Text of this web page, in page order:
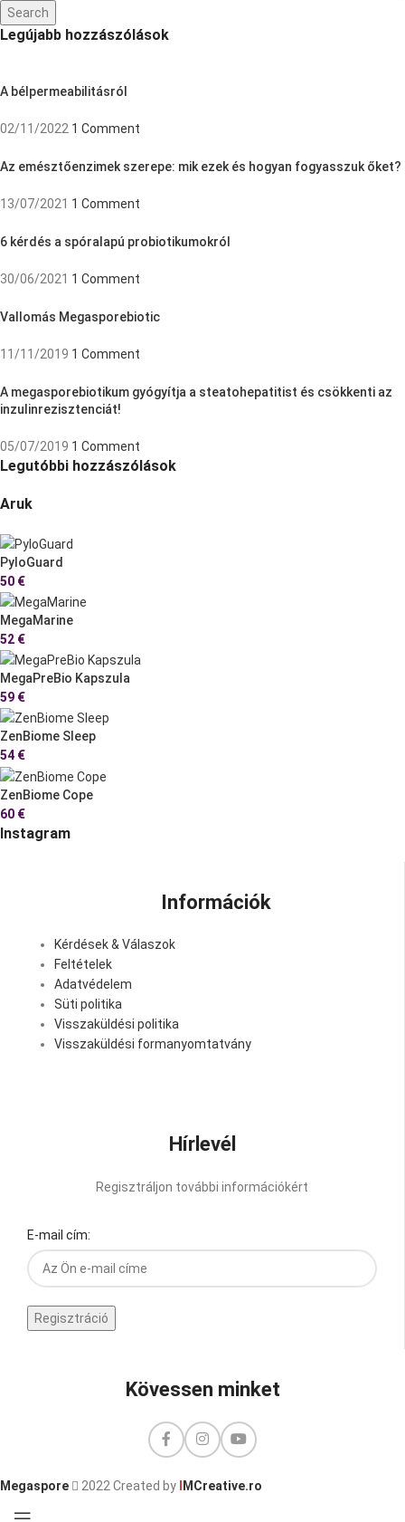
Search
Legújabb hozzászólások
A bélpermeabilitásról
02/11/2022 1 Comment
Az emésztőenzimek szerepe: mik ezek és hogyan fogyasszuk őket?
13/07/2021 1 Comment
6 kérdés a spóralapú probiotikumokról
30/06/2021 1 Comment
Vallomás Megasporebiotic
11/11/2019 1 Comment
A megasporebiotikum gyógyítja a steatohepatitist és csökkenti az
inzulinrezisztenciát!
05/07/2019 1 Comment
Legutóbbi hozzászólások
Aruk
PyloGuard
50 €
MegaMarine
52 €
MegaPreBio Kapszula
59 €
ZenBiome Sleep
54 €
ZenBiome Cope
60 €
Instagram
Információk
Kérdések & Válaszok
Feltételek
Adatvédelem
Süti politika
Visszaküldési politika
Visszaküldési formanyomtatvány
Hírlevél
Regisztráljon további információkért
E-mail cím:
Kövessen minket
Megaspore 2022 Created by MCreative.ro